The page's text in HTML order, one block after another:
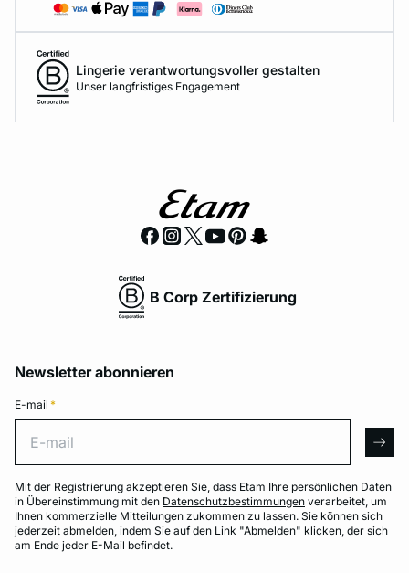
Lingerie verantwortungsvoller gestalten
Unser langfristiges Engagement
B Corp Zertifizierung
Newsletter abonnieren
E-mail *
Mit der Registrierung akzeptieren Sie, dass Etam Ihre persönlichen Daten
in Übereinstimmung mit den Datenschutzbestimmungen verarbeitet, um
Ihnen kommerzielle Mitteilungen zukommen zu lassen. Sie können sich
jederzeit abmelden, indem Sie auf den Link "Abmelden" klicken, der sich
am Ende jeder E-Mail befindet.